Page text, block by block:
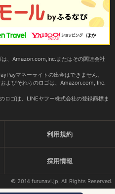
、Amazon.com,Inc.またはその関連会社
マネーライトの出金はできません。
よびそれらのロゴは、Amazon.com, Inc.
ロゴは、LINEヤフー株式会社の登録商標ま
利用規約
採用情報
© 2014 furunavi.jp, All Rights Reserved.